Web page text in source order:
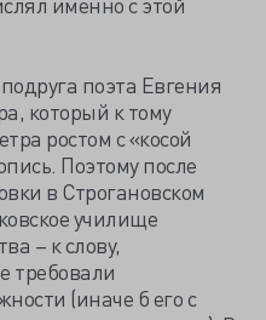
поэта Евгения
который к тому
ростом с «косой
Поэтому после
в Строгановском
училище
– к слову,
требовали
(иначе б его с